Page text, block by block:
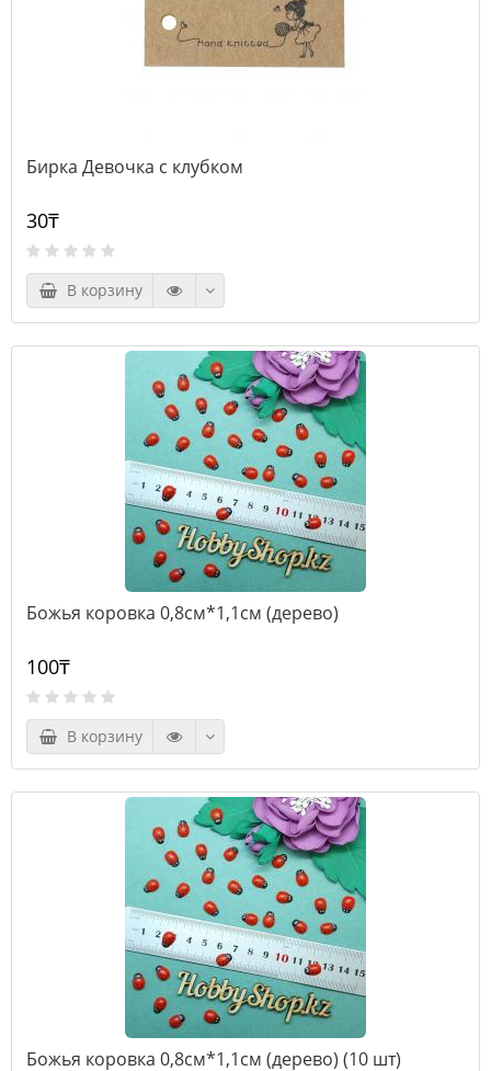
Бирка Девочка с клубком
30₸
В корзину
Божья коровка 0,8см*1,1см (дерево)
100₸
В корзину
Божья коровка 0,8см*1,1см (дерево) (10 шт)